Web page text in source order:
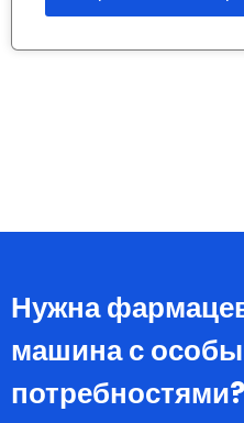
Нужна
машина с
потребностями?